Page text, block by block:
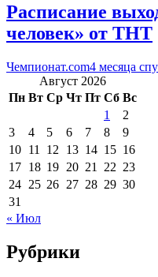
Расписание
человек» от ТНТ
Чемпионат.com4 месяца
Август 2026
Пн Вт Ср Чт Пт Сб Вс
1
2
3
4 5 6 7 8
9
10 11 12 13 14 15 16
17 18 19 20 21 22 23
24 25 26 27 28 29 30
31
« Июл
Рубрики